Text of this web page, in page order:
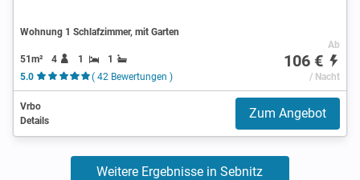
Wohnung 1 Schlafzimmer, mit Garten
51m² 4 1
1
5.0
( 42 Bewertungen )
Ab
106 €
/ Nacht
Vrbo
Details
Zum Angebot
Weitere Ergebnisse in Sebnitz